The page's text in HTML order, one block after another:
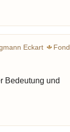
Eckart
Fond
Bedeutung und